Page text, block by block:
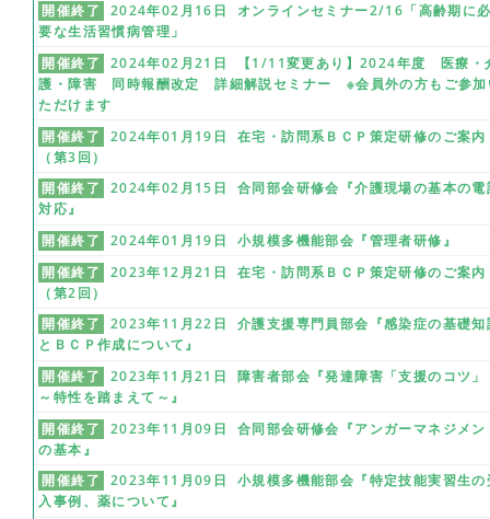
開催終了
2024年02月16日 オンラインセミナー2/16「高齢期に
要な生活習慣病管理」
開催終了
2024年02月21日 【1/11変更あり】2024年度 医療・
護・障害 同時報酬改定 詳細解説セミナー ※会員外の方もご参加
ただけます
開催終了
2024年01月19日 在宅・訪問系ＢＣＰ策定研修のご案内
（第3回）
開催終了
2024年02月15日 合同部会研修会『介護現場の基本の電
対応』
開催終了
2024年01月19日 小規模多機能部会『管理者研修』
開催終了
2023年12月21日 在宅・訪問系ＢＣＰ策定研修のご案内
（第2回）
開催終了
2023年11月22日 介護支援専門員部会『感染症の基礎知
とＢＣＰ作成について』
開催終了
2023年11月21日 障害者部会『発達障害「支援のコツ」
～特性を踏まえて～』
開催終了
2023年11月09日 合同部会研修会『アンガーマネジメン
の基本』
開催終了
2023年11月09日 小規模多機能部会『特定技能実習生の
入事例、薬について』